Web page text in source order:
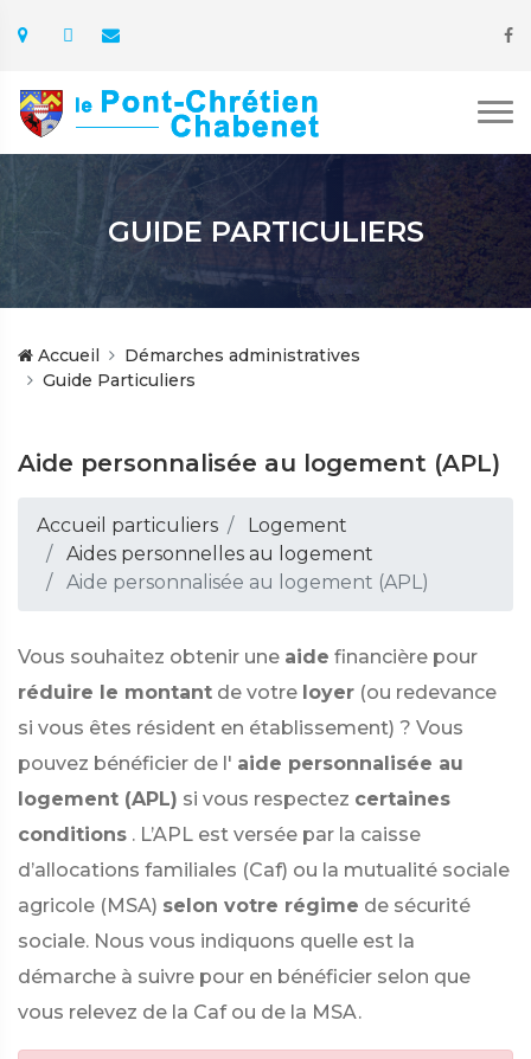
GUIDE PARTICULIERS
Accueil
Démarches administratives
Guide Particuliers
Aide personnalisée au logement (APL)
Accueil particuliers
Logement
Aides personnelles au logement
Aide personnalisée au logement (APL)
Vous souhaitez obtenir une aide financière pour
réduire le montant de votre loyer (ou redevance
si vous êtes résident en établissement) ? Vous
pouvez bénéficier de l' aide personnalisée au
logement (APL) si vous respectez certaines
conditions . L’APL est versée par la caisse
d’allocations familiales (Caf) ou la mutualité sociale
agricole (MSA) selon votre régime de sécurité
sociale. Nous vous indiquons quelle est la
démarche à suivre pour en bénéficier selon que
vous relevez de la Caf ou de la MSA.